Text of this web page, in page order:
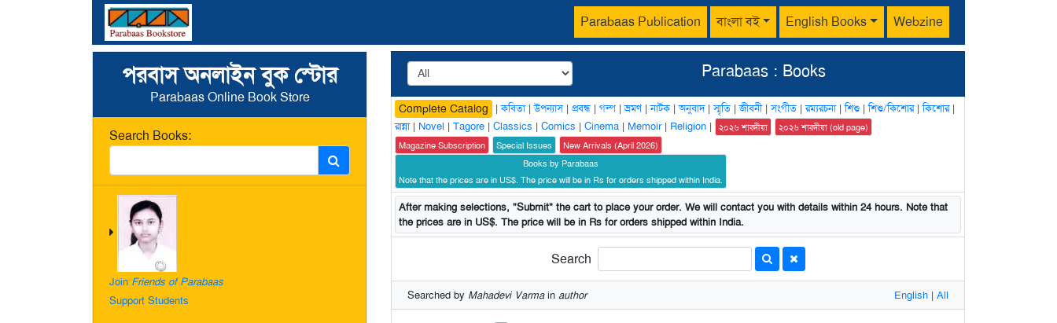
Parabaas Publication বাংলা বই English Books Webzine
পরবাস অনলাইন বুক স্টোর
Parabaas Online Book Store
Search Books:
Join Friends of Parabaas
Support Students
Parabaas : Books
Complete Catalog |কবিতা|উপন্যাস| প্রবন্ধ | গল্প |ভ্রমণ|নাটক |অনুবাদ|স্মৃতি |জীবনী|সংগীত |রম্যরচনা|শিশু |শিশু/কিশোর|কিশোর|
রান্না| Novel | Tagore | Classics | Comics | Cinema | Memoir| Religion | ২০২৬ শারদীয়া
২০২৬ শারদীয়া (old page)
Magazine Subscription
Special Issues
New Arrivals (April 2026)
Books by Parabaas
Note that the prices are in US$. The price will be in Rs for orders shipped within India.
After making selections, "Submit" the cart to place your order. We will contact you with details within 24 hours. Note that
the prices are in US$. The price will be in Rs for orders shipped within India.
Search
Searched by Mahadevi Varmain author English | All